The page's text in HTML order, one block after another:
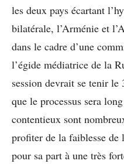
les deux pays écartant
bilatérale, l’Arménie et
dans le cadre d’une
l’égide médiatrice de la
session devrait se tenir
que le processus sera
contentieux sont
profiter de la faiblesse
pour sa part à une très